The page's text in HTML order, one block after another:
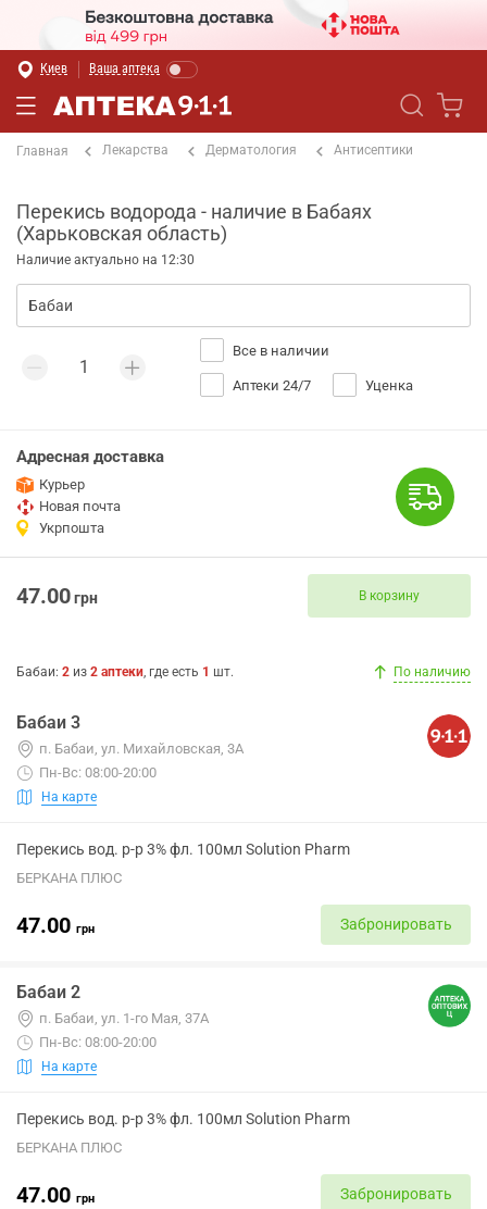
Киев Ваша аптека
Главная Лекарства Дерматология Антисептики
Перекись водорода - наличие в Бабаях
(Харьковская область)
Наличие актуально на 12:30
Все в наличии
Аптеки 24/7 Уценка
Адресная доставка
Курьер
Новая почта
Укрпошта
47.00грн В корзину
Бабаи: 2 из 2 аптеки, где есть 1 шт. По наличию
Бабаи 3
п. Бабаи, ул. Михайловская, 3А
Пн-Вс: 08:00-20:00
На карте
Перекись вод. р-р 3% фл. 100мл Solution Pharm
БЕРКАНА ПЛЮС
47.00 грн Забронировать
Бабаи 2
п. Бабаи, ул. 1-го Мая, 37А
Пн-Вс: 08:00-20:00
На карте
Перекись вод. р-р 3% фл. 100мл Solution Pharm
БЕРКАНА ПЛЮС
47.00 грн Забронировать